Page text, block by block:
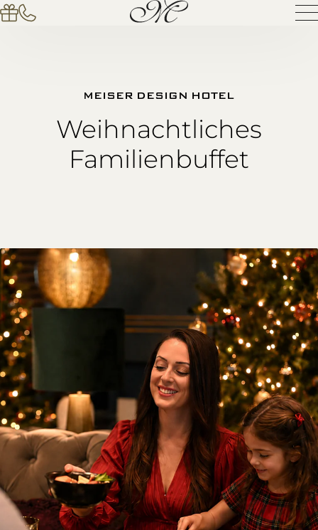
MEISER DESIGN HOTEL
Weihnachtliches
Familienbuffet